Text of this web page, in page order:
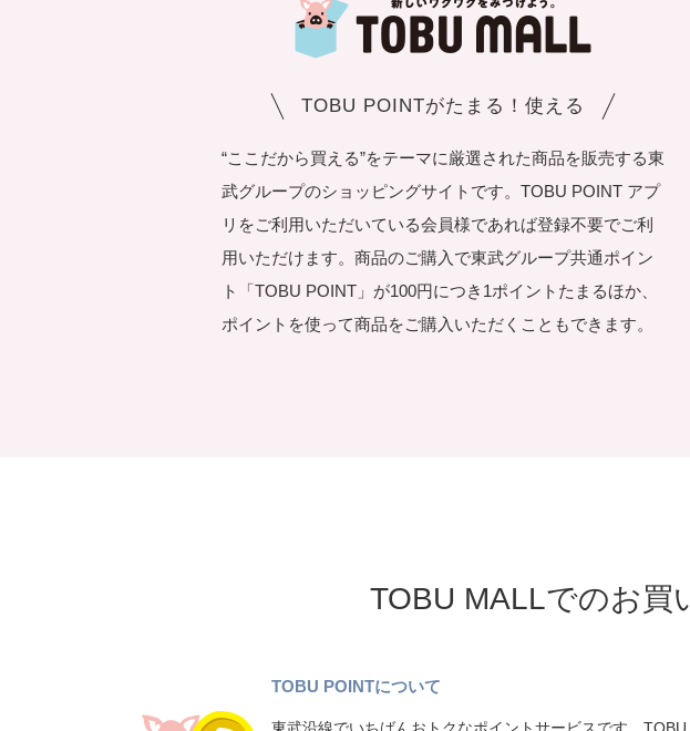
TOBU POINTがたまる！使える
“ここだから買える”をテーマに厳選された商品を販売する東
武グループのショッピングサイトです。TOBU POINT アプ
リをご利用いただいている会員様であれば登録不要でご利
用いただけます。商品のご購入で東武グループ共通ポイン
ト「TOBU POINT」が100円につき1ポイントたまるほか、
ポイントを使って商品をご購入いただくこともできます。
TOBU MALLでのお買
TOBU POINTについて